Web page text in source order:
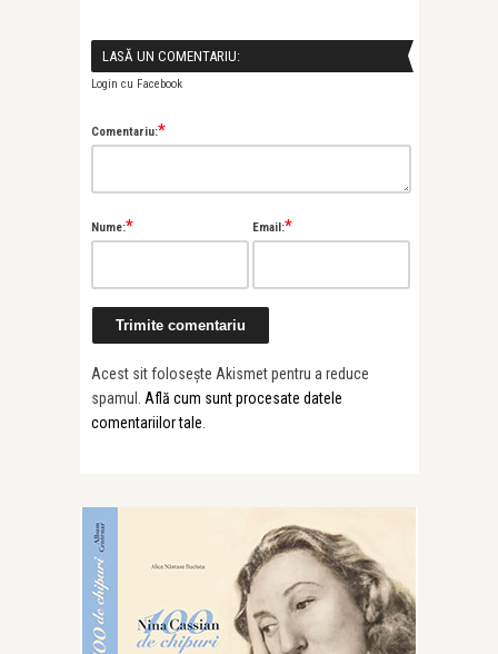
LASĂ UN COMENTARIU:
Login cu Facebook
Comentariu:*
Nume:* Email:*
Acest sit folosește Akismet pentru a reduce
spamul. Află cum sunt procesate datele
comentariilor tale